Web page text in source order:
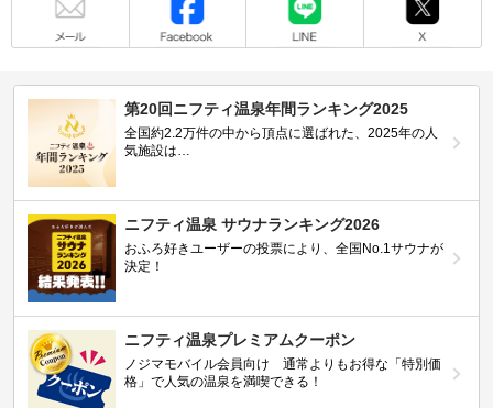
第20回ニフティ温泉年間ランキング2025
全国約2.2万件の中から頂点に選ばれた、2025年の人
気施設は…
ニフティ温泉 サウナランキング2026
おふろ好きユーザーの投票により、全国No.1サウナが
決定！
ニフティ温泉プレミアムクーポン
ノジマモバイル会員向け 通常よりもお得な「特別価
格」で人気の温泉を満喫できる！